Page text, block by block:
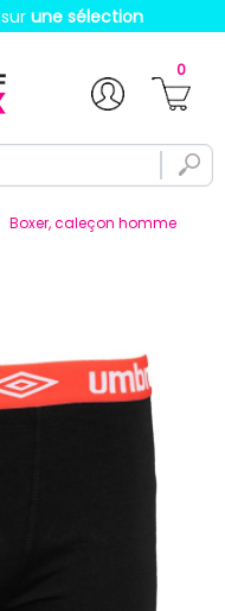
sur une sélection
0
Boxer, caleçon homme